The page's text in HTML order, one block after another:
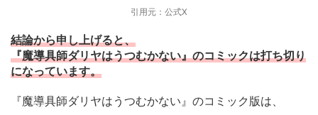
引用元：公式X
結論から申し上げると、
『魔導具師ダリヤはうつむかない』のコミックは打ち切り
になっています。
『魔導具師ダリヤはうつむかない』のコミック版は、